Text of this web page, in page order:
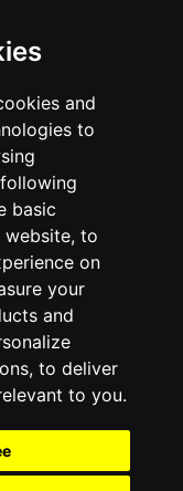
and
to
basic
, to
on
your
and
, to deliver
to you.